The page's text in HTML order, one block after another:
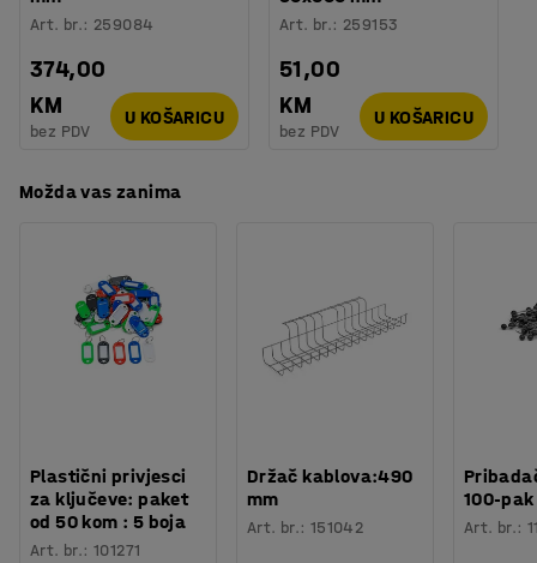
Art. br.: 259084
374,00
KM
bez PDV
U KOŠARICU
Art. br.: 259153
51,00
KM
bez PDV
U KOŠARICU
Možda vas zanima
Plastični privjesci
za ključeve: paket
od 50 kom : 5 boja
Art. br.:101271
Držač kablova:490
mm
Art. br.: 151042
100-pak
Art. br.: